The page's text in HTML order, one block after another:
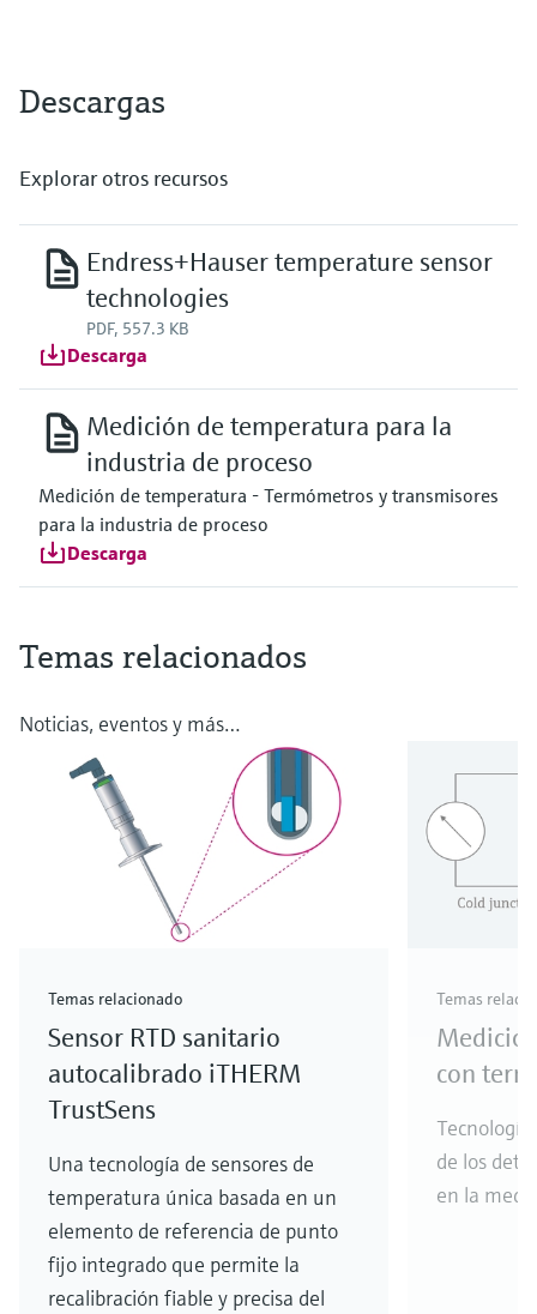
Descargas
Explorar otros recursos
Endress+Hauser temperature sensor
technologies
PDF, 557.3 KB
Descarga
Medición de temperatura para la
industria de proceso
Medición de temperatura - Termómetros y transmisores
para la industria de proceso
Descarga
Temas relacionados
Noticias, eventos y más…
Temas relacionado
Sensor RTD sanitario
autocalibrado iTHERM
TrustSens
Una tecnología de sensores de
temperatura única basada en un
elemento de referencia de punto
fijo integrado que permite la
recalibración fiable y precisa del
Temas
con
de los
en la